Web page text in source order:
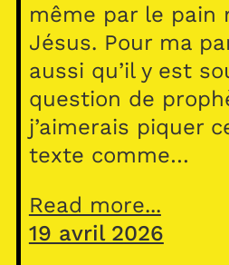
même par le pain
Jésus. Pour ma
aussi qu’il y est
question de
j’aimerais piquer
texte comme…
Read more...
19 avril 2026